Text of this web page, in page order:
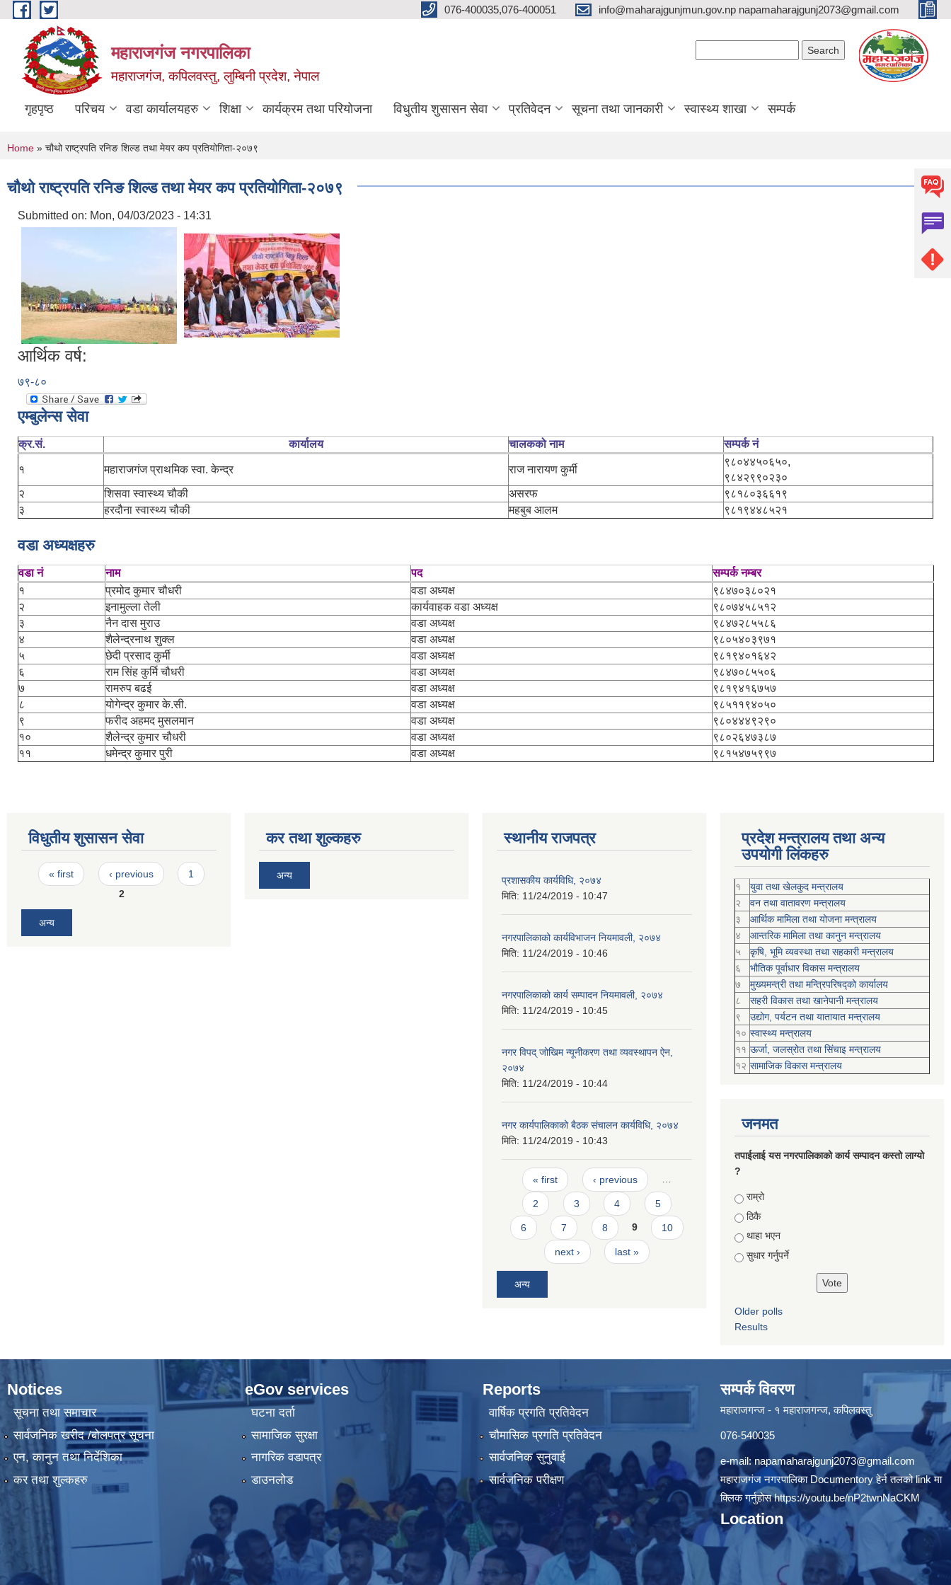
Skip to main content 076-400035,076-400051 info@maharajgunjmun.gov.np napamaharajgunj2073@gmail.com
महाराजगंज नगरपालिका
महाराजगंज, कपिलवस्तु, लुम्बिनी प्रदेश, नेपाल
गृहपृष्ठ परिचय वडा कार्यालयहरु शिक्षा कार्यक्रम तथा परियोजना विधुतीय शुसासन सेवा प्रतिवेदन सूचना तथा जानकारी स्वास्थ्य शाखा सम्पर्क
You are here
Home » चौथो राष्ट्रपति रनिङ शिल्ड तथा मेयर कप प्रतियोगिता-२०७९
चौथो राष्ट्रपति रनिङ शिल्ड तथा मेयर कप प्रतियोगिता-२०७९
Submitted on: Mon, 04/03/2023 - 14:31
आर्थिक वर्ष:
७९-८०
एम्बुलेन्स सेवा
क्र.सं. कार्यालय चालकको नाम सम्पर्क नं
१ महाराजगंज प्राथमिक स्वा. केन्द्र राज नारायण कुर्मी
९८०४४५०६५०,
९८४२९९०२३०
२
शिसवा स्वास्थ्य चौकी असरफ
९८१८०३६६१९
३
हरदौना स्वास्थ्य चौकी महबुब आलम ९८१९४४८५२१
वडा अध्यक्षहरु
वडा नं नाम पद
सम्पर्क नम्बर
१
प्रमोद कुमार चौधरी वडा अध्यक्ष
९८४७०३८०२१
२
इनामुल्ला तेली कार्यवाहक वडा अध्यक्ष
९८०७४५८५१२
३
नैन दास मुराउ वडा अध्यक्ष
९८४७२८५५८६
४
शैलेन्द्रनाथ शुक्ल वडा अध्यक्ष
९८०५४०३९७१
५
छेदी प्रसाद कुर्मी वडा अध्यक्ष
९८१९४०१६४२
६
राम सिंह कुर्मि चौधरी वडा अध्यक्ष
९८४७०८५५०६
७
रामरुप बढई वडा अध्यक्ष
९८१९४१६७५७
८
योगेन्द्र कुमार के.सी. वडा अध्यक्ष
९८५११९४०५०
९
फरीद अहमद मुसलमान वडा अध्यक्ष
९८०४४४९२९०
१०
शैलेन्द्र कुमार चौधरी वडा अध्यक्ष
९८०२६४७३८७
११
धमेन्द्र कुमार पुरी वडा अध्यक्ष ९८१५४७५९९७
विधुतीय शुसासन सेवा
Pages
« first ‹ previous
1
2
अन्य
कर तथा शुल्कहरु
अन्य
स्थानीय राजपत्र
प्रशासकीय कार्यविधि, २०७४
मिति: 11/24/2019 - 10:47
नगरपालिकाको कार्यविभाजन नियमावली, २०७४
मिति: 11/24/2019 - 10:46
नगरपालिकाको कार्य सम्पादन नियमावली, २०७४
मिति: 11/24/2019 - 10:45
नगर विपद् जोखिम न्यूनीकरण तथा व्यवस्थापन ऐन,
२०७४
मिति: 11/24/2019 - 10:44
नगर कार्यपालिकाको बैठक संचालन कार्यविधि, २०७४
मिति: 11/24/2019 - 10:43
Pages
« first ‹ previous …
2 3 4 5
6 7 8 9 10
next › last »
अन्य
प्रदेश मन्त्रालय तथा अन्य
उपयोगी लिंकहरु
१
युवा तथा खेलकुद मन्त्रालय
२
वन तथा वातावरण मन्त्रालय
३
आर्थिक मामिला तथा योजना मन्त्रालय
४
आन्तरिक मामिला तथा कानुन मन्त्रालय
५
कृषि, भूमि व्यवस्था तथा सहकारी मन्त्रालय
६
भौतिक पूर्वाधार विकास मन्त्रालय
७
मुख्यमन्त्री तथा मन्त्रिपरिषद्को कार्यालय
८
सहरी विकास तथा खानेपानी मन्त्रालय
९
उद्योग, पर्यटन तथा यातायात मन्त्रालय
१० स्वास्थ्य मन्त्रालय
११ ऊर्जा, जलस्रोत तथा सिंचाइ मन्त्रालय
१२ सामाजिक विकास मन्‍‍त्रालय
जनमत
तपाईलाई यस नगरपालिकाको कार्य सम्पादन कस्तो लाग्यो
?
Choices
राम्रो
ठिकै
थाहा भएन
सुधार गर्नुपर्ने
Older polls
Results
Notices
सूचना तथा समाचार
सार्वजनिक खरीद /बोलपत्र सूचना
एन, कानुन तथा निर्देशिका
कर तथा शुल्कहरु
eGov services
घटना दर्ता
सामाजिक सुरक्षा
नागरिक वडापत्र
डाउनलोड
Reports
वार्षिक प्रगति प्रतिवेदन
चौमासिक प्रगति प्रतिवेदन
सार्वजनिक सुनुवाई
सार्वजनिक परीक्षण
सम्पर्क विवरण
महाराजगन्ज - १ महाराजगन्ज, कपिलवस्तु
076-540035
e-mail: napamaharajgunj2073@gmail.com
महाराजगंज नगरपालिका Documentory हेर्न तलको link मा
क्लिक गर्नुहोसhttps://youtu.be/nP2twnNaCKM
Location